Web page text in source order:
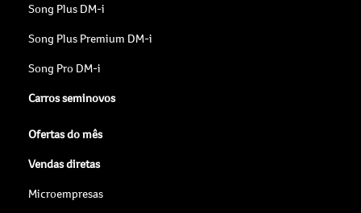
Song Plus DM-i
Song Plus Premium DM-i
Song Pro DM-i
Carros seminovos
Ofertas do mês
Vendas diretas
Microempresas